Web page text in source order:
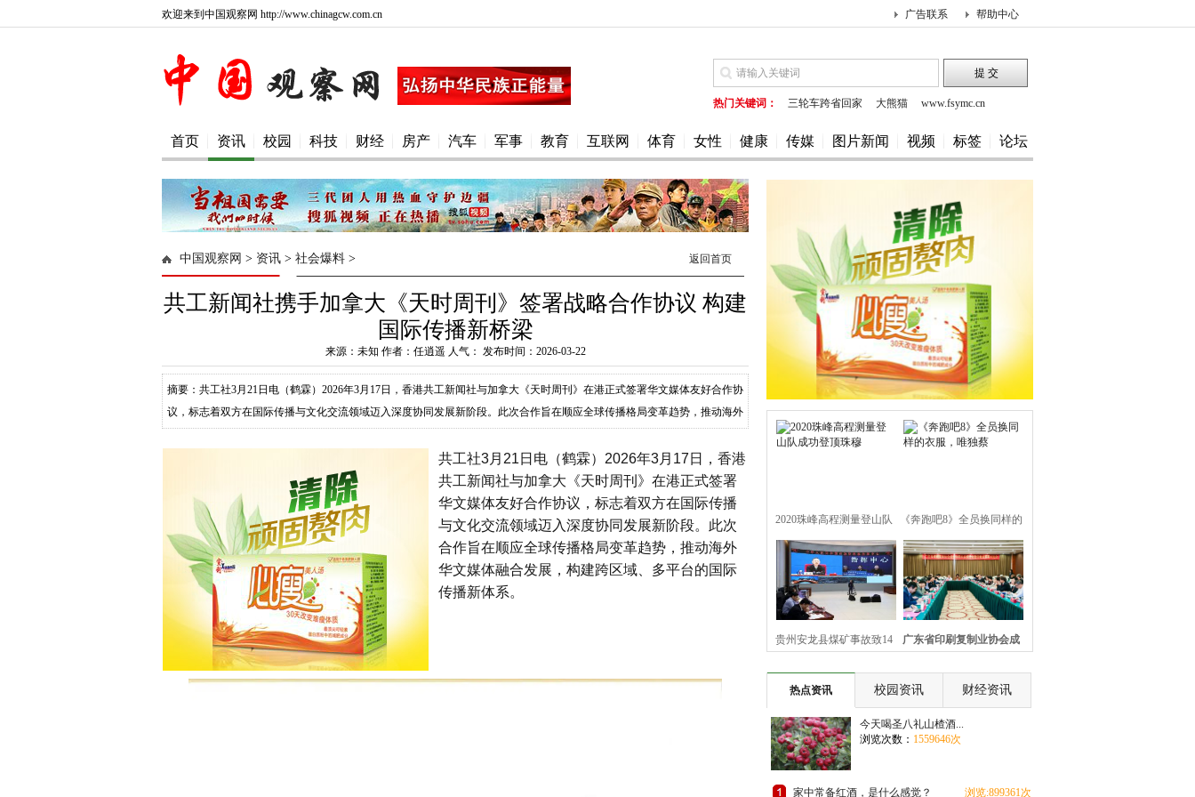
欢迎来到中国观察网 http://www.chinagcw.com.cn 帮助中心
广告联系
热门关键词： 三轮车跨省回家 大熊猫 www.fsymc.cn
首页 资讯 校园 科技 财经 房产 汽车 军事 教育 互联网 体育 女性 健康 传媒 图片新闻 视频 标签 论坛
中国观察网 > 资讯 > 社会爆料 > 返回首页
共工新闻社携手加拿大《天时周刊》签署战略合作协议 构建
国际传播新桥梁
来源：未知 作者：任逍遥 人气： 发布时间：2026-03-22
摘要：共工社3月21日电（鹤霖）2026年3月17日，香港共工新闻社与加拿大《天时周刊》在港正式签署华文媒体友好合作协
议，标志着双方在国际传播与文化交流领域迈入深度协同发展新阶段。此次合作旨在顺应全球传播格局变革趋势，推动海外
共工社3月21日电（鹤霖）2026年3月17日，香港
共工新闻社与加拿大《天时周刊》在港正式签署
华文媒体友好合作协议，标志着双方在国际传播
与文化交流领域迈入深度协同发展新阶段。此次
合作旨在顺应全球传播格局变革趋势，推动海外
华文媒体融合发展，构建跨区域、多平台的国际
传播新体系。
2020珠峰高程测量登山队
成功登顶珠穆
《奔跑吧8》全员换同样的
衣服，唯独蔡
贵州安龙县煤矿事故致14 广东省印刷复制业协会成
热点资讯
校园资讯 财经资讯
今天喝圣八礼山楂酒...
浏览次数： 1559646次
家中常备红酒，是什么感觉？ 浏览:899361次